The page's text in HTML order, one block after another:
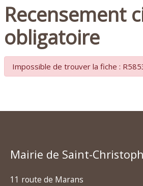
Recensement
obligatoire
Impossible de trouver la fiche :
Mairie de Saint-
11 route de Marans